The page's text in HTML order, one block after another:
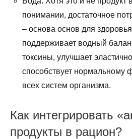
понимании, достаточное
– основа основ для
поддерживает водный
токсины, улучшает
способствует нормальному
всех систем организма.
Как интегрировать
продукты в рацион?